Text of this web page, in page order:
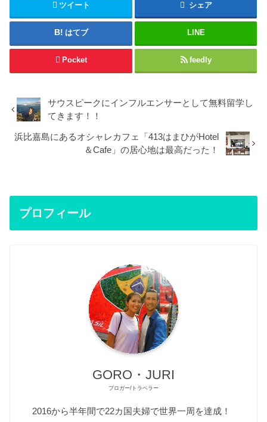
ツイート シェア
はてブ LINE
Pocket feedly
サウスピークにインフルエンサーとして無料留学し
てきます！！
浜比嘉島にあるオシャレカフェ「413はまひがHotel
＆Cafe」の居心地は最高だった！
プロフィール
GORO・JURI
ブロガー/トラベラー
2016から半年間で22カ国夫婦で世界一周を達成！